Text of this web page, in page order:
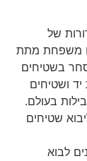
מתריב” מזה 3 דורות של
משפחת מתת
בשטיחים
ושטיחים
בעולם.
שטיחים
לבוא